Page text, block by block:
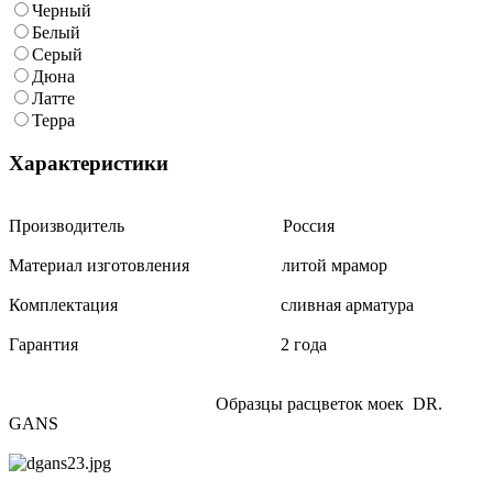
Черный
Белый
Серый
Дюна
Латте
Терра
Характеристики
Производитель Россия
Материал изготовления литой мрамор
Комплектация сливная арматура
Гарантия 2 года
Образцы расцветок моек DR.
GANS